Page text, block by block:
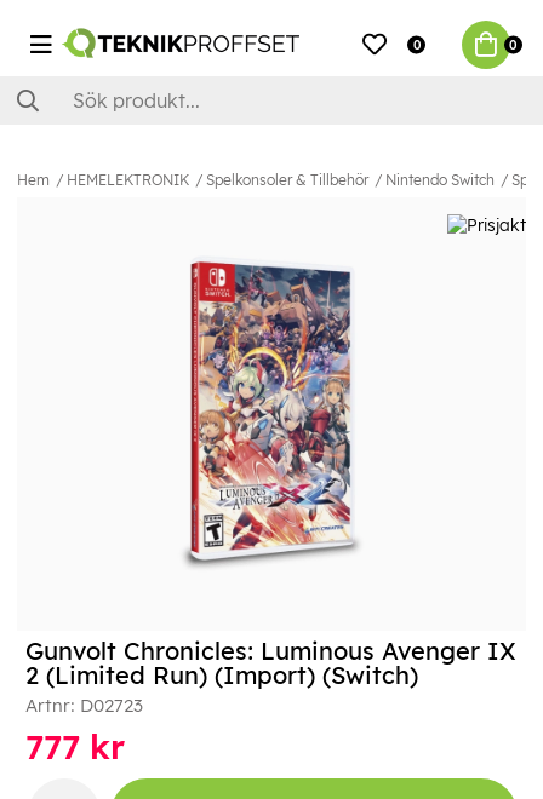
0 0
Hem HEMELEKTRONIK Spelkonsoler & Tillbehör Nintendo Switch Spel
Gunvolt Chronicles: Luminous Avenger IX
2 (Limited Run) (Import) (Switch)
Artnr: D02723
777 kr